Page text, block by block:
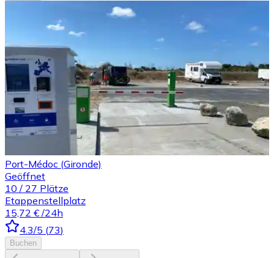
Port-Médoc (Gironde)
Geöffnet
10 / 27 Plätze
Etappenstellplatz
15,72 € /24h
4.3/5 (73)
Buchen